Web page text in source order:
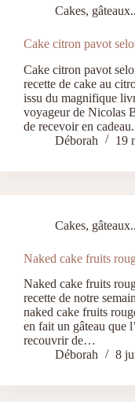
Cakes,
Cake citron pavot
Cake citron pavot
recette de cake au
issu du magnifique
voyageur de Nicolas
de recevoir en
Déborah
19
Cakes,
Naked cake fruits
Naked cake fruits
recette de notre
naked cake fruits
en fait un gâteau que
recouvrir de…
Déborah
8